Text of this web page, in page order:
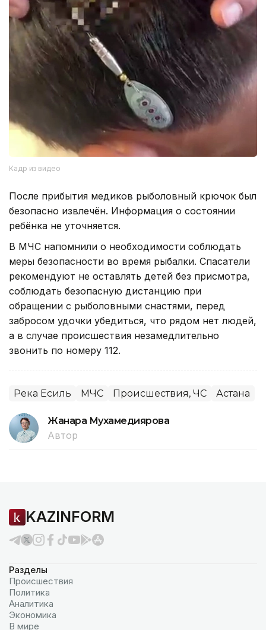
Кадр из видео
После прибытия медиков рыболовный крючок был
безопасно извлечён. Информация о состоянии
ребёнка не уточняется.
В МЧС напомнили о необходимости соблюдать
меры безопасности во время рыбалки. Спасатели
рекомендуют не оставлять детей без присмотра,
соблюдать безопасную дистанцию при
обращении с рыболовными снастями, перед
забросом удочки убедиться, что рядом нет людей,
а в случае происшествия незамедлительно
звонить по номеру 112.
Река Есиль МЧС Происшествия, ЧС Астана
Жанара Мухамедиярова
Автор
KAZINFORM
Разделы
Происшествия
Политика
Аналитика
Экономика
В мире